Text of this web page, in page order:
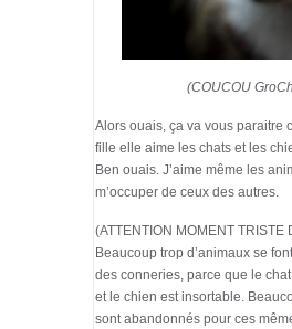
(COUCOU
Alors ouais, ça va vous paraitre
fille elle aime les chats et les
Ben ouais. J’aime même les
m’occuper de ceux des autres.
(ATTENTION MOMENT TRISTE
Beaucoup trop d’animaux se
des conneries, parce que le
et le chien est insortable.
sont abandonnés pour ces